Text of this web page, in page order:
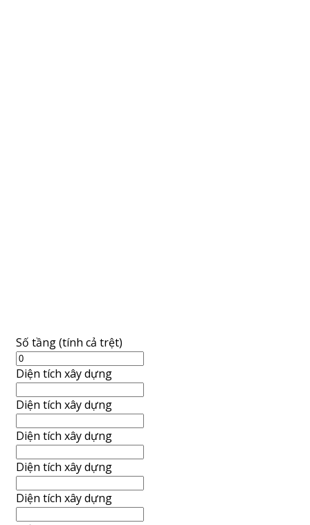
Số tầng (tính cả trệt)
Diện tích xây dựng
Diện tích xây dựng
Diện tích xây dựng
Diện tích xây dựng
Diện tích xây dựng